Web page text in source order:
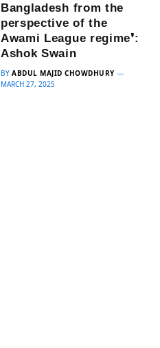
Bangladesh from the
perspective of the
Awami League regime❜:
Ashok Swain
BY ABDUL MAJID CHOWDHURY
MARCH 27, 2025